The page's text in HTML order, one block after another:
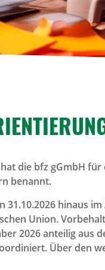
die bfz gGmbH
benannt.
hinaus
Union.
2026 anteilig aus
Über den